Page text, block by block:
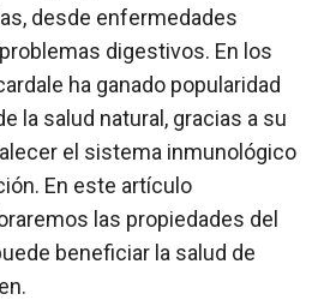
desde enfermedades
digestivos. En los
ha ganado popularidad
la salud natural, gracias a su
el sistema inmunológico
En este artículo
las propiedades del
beneficiar la salud de